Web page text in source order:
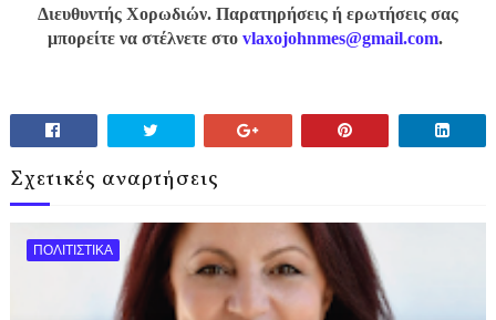
Διευθυντής Χορωδιών. Παρατηρήσεις ή ερωτήσεις σας
μπορείτε να στέλνετε στοvlaxojohnmes@gmail.com.
Σχετικές αναρτήσεις
ΠΟΛΙΤΙΣΤΙΚΑ